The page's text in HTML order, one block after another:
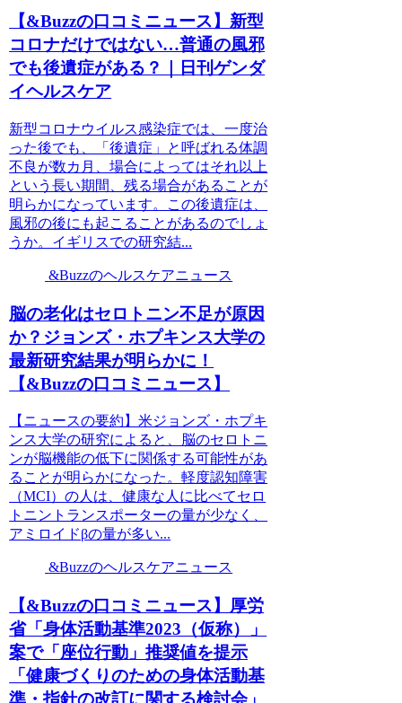
【&Buzzの口コミニュース】新型
コロナだけではない…普通の風邪
でも後遺症がある？｜日刊ゲンダ
イヘルスケア
新型コロナウイルス感染症では、一度治
った後でも、「後遺症」と呼ばれる体調
不良が数カ月、場合によってはそれ以上
という長い期間、残る場合があることが
明らかになっています。この後遺症は、
風邪の後にも起こることがあるのでしょ
うか。イギリスでの研究結...
&Buzzのヘルスケアニュース
脳の老化はセロトニン不足が原因
か？ジョンズ・ホプキンス大学の
最新研究結果が明らかに！
【&Buzzの口コミニュース】
【ニュースの要約】米ジョンズ・ホプキ
ンス大学の研究によると、脳のセロトニ
ンが脳機能の低下に関係する可能性があ
ることが明らかになった。軽度認知障害
（MCI）の人は、健康な人に比べてセロ
トニントランスポーターの量が少なく、
アミロイドβの量が多い...
&Buzzのヘルスケアニュース
【&Buzzの口コミニュース】厚労
省「身体活動基準2023（仮称）」
案で「座位行動」推奨値を提示
「健康づくりのための身体活動基
準・指針の改訂に関する検討会」